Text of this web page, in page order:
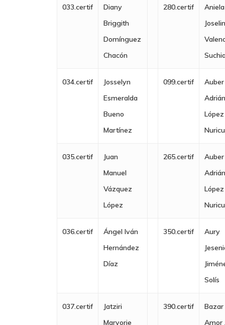
033.certif
Diany
Briggith
Domínguez
Chacón
280.certif
Aniela
034.certif
Josselyn
Esmeralda
Bueno
Martínez
099.certif
Auber
López
035.certif
Juan
Manuel
Vázquez
López
265.certif
Auber
López
036.certif
Ángel Iván
Hernández
Díaz
350.certif
Aury
Solís
037.certif
Jatziri
Maryorie
390.certif
Bazar
Amor
Nosotros